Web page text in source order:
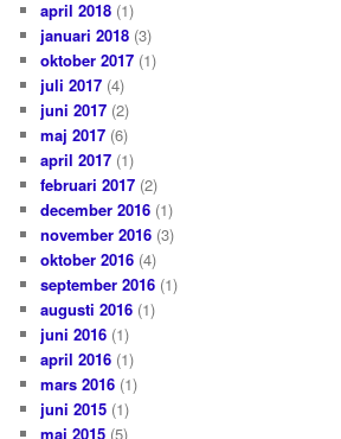
april 2018 (1)
januari 2018 (3)
oktober 2017 (1)
juli 2017 (4)
juni 2017 (2)
maj 2017 (6)
april 2017 (1)
februari 2017 (2)
december 2016 (1)
november 2016 (3)
oktober 2016 (4)
september 2016 (1)
augusti 2016 (1)
juni 2016 (1)
april 2016 (1)
mars 2016 (1)
juni 2015 (1)
maj 2015 (5)